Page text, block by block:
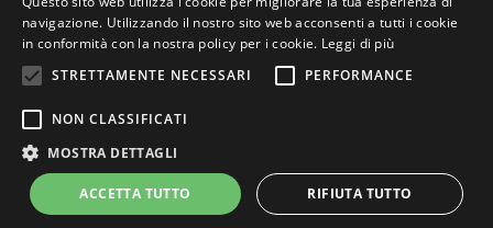
COOKIE POLICY
Studio Bibliografico Scriptorium Dott.ssa Sara Bassi VAT
nr. 01744000207
Power byGRAFFITI WEB
navigazione. Utilizzando il nostro sito web acconsenti a tutti i cookie
in conformità con la nostra policy per i cookie. Leggi di più
STRETTAMENTE NECESSARI
PERFORMANCE
NON CLASSIFICATI
MOSTRA DETTAGLI
ACCETTA TUTTO RIFIUTA TUTTO